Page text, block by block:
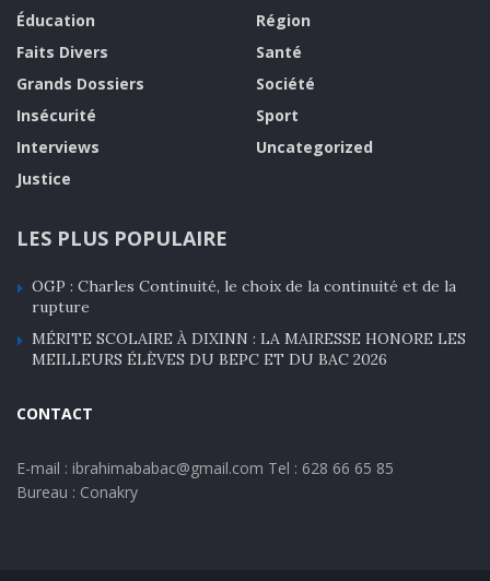
Éducation
Faits Divers
Grands Dossiers
Insécurité
Interviews
Justice
Région
Santé
Société
Sport
Uncategorized
LES PLUS POPULAIRE
OGP : Charles Continuité, le choix de la continuité et de la
rupture
MÉRITE SCOLAIRE À DIXINN : LA MAIRESSE HONORE LES
MEILLEURS ÉLÈVES DU BEPC ET DU BAC 2026
CONTACT
E-mail : ibrahimababac@gmail.com Tel : 628 66 65 85
Bureau : Conakry